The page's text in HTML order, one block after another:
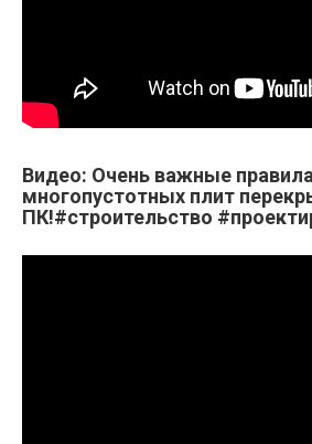
Видео: Очень важные
многопустотных плит
ПК!#строительство